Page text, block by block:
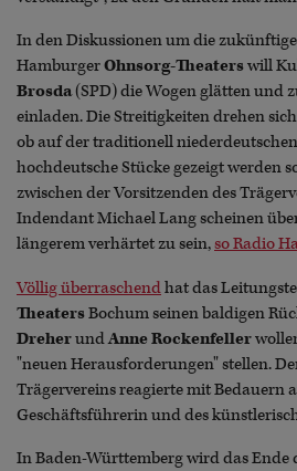
In den Diskussionen um die
HamburgerOhnsorg-Theaterswill
Brosda(SPD) die Wogen glätten und
einladen. Die Streitigkeiten drehen
ob auf der traditionell
hochdeutsche Stücke gezeigt werden
zwischen der Vorsitzenden des
Indendant Michael Lang scheinen
längerem verhärtet zu sein,so Radio
Völlig überraschendhat das
TheatersBochum seinen baldigen
DreherundAnne Rockenfeller
"neuen Herausforderungen" stellen.
Trägervereins reagierte mit Bedauern
Geschäftsführerin und des
In Baden-Württemberg wird das Ende